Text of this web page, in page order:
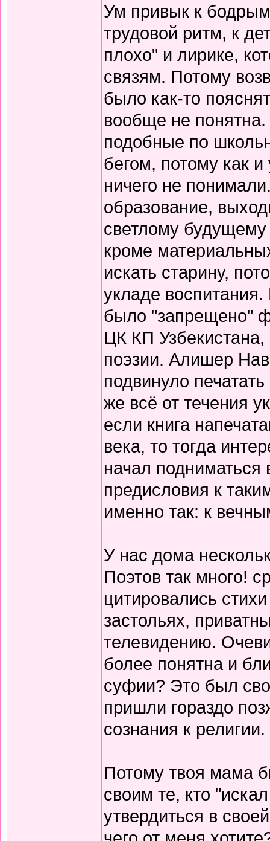
Ум привык к
трудовой ритм, к
плохо" и лирике,
связям. Потому
было как-то
вообще не
подобные по
бегом, потому как
ничего не
образование,
светлому
кроме
искать старину,
укладе воспитания.
было "запрещено"
ЦК КП
поэзии. Алишер
подвинуло
же всё от течения
если книга
века, то тогда
начал
предисловия к
именно так: к
У нас дома
Поэтов так много!
цитировались
застольях,
телевидению.
более понятна и
суфии? Это был
пришли гораздо
сознания к религии.
Потому твоя мама
своим те, кто
утвердиться в